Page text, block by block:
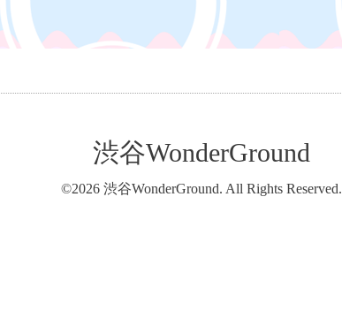
渋谷WonderGround
©2026 渋谷WonderGround. All Rights Reserved.